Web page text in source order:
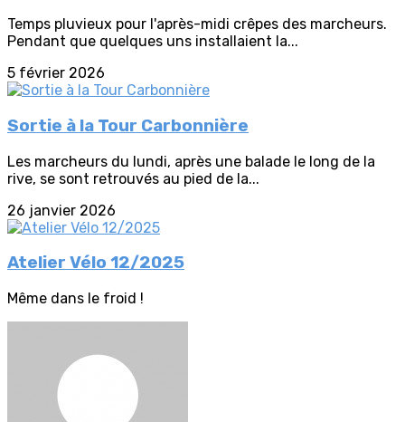
Temps pluvieux pour l'après-midi crêpes des marcheurs.
Pendant que quelques uns installaient la...
5 février 2026
Sortie à la Tour Carbonnière
Les marcheurs du lundi, après une balade le long de la
rive, se sont retrouvés au pied de la...
26 janvier 2026
Atelier Vélo 12/2025
Même dans le froid !